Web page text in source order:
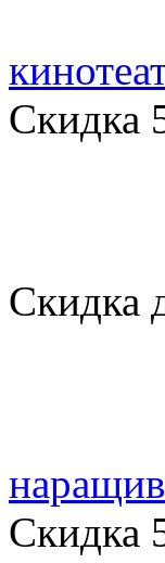
Скидка
Скидка
Скидка